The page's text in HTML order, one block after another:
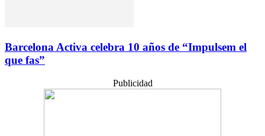
Barcelona Activa celebra 10 años de “Impulsem el
que fas”
Publicidad